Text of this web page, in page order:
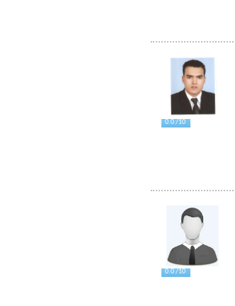
0.0 /10
0.0 /10